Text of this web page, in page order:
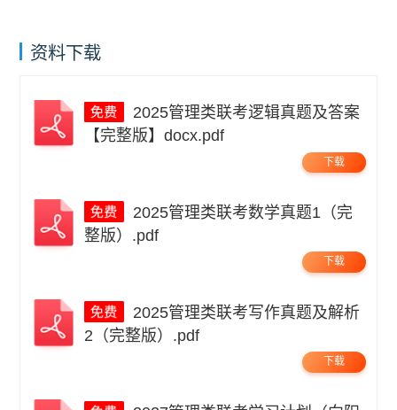
资料下载
【完整版】docx.pdf
下载
整版）.pdf
下载
2（完整版）.pdf
下载